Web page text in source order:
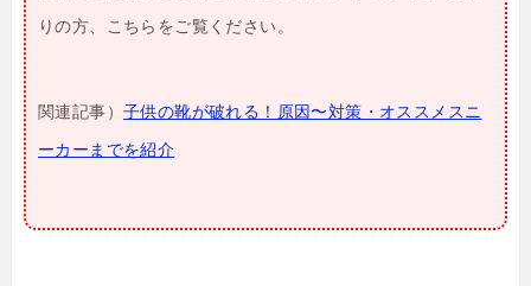
りの方、こちらをご覧ください。
関連記事） 子供の靴が破れる！原因〜対策・オススメスニ
ーカーまでを紹介